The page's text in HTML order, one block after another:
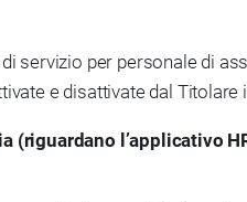
servizio per personale di
e disattivate dal Titolare
(riguardano l’applicativo